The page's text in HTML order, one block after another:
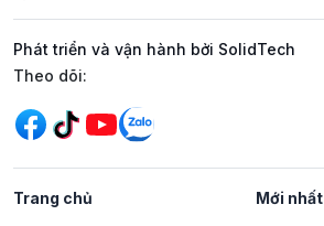
Phát triển và vận hành bởi SolidTech
Mạng xã hội
Theo dõi:
Trang chủ Mới nhất